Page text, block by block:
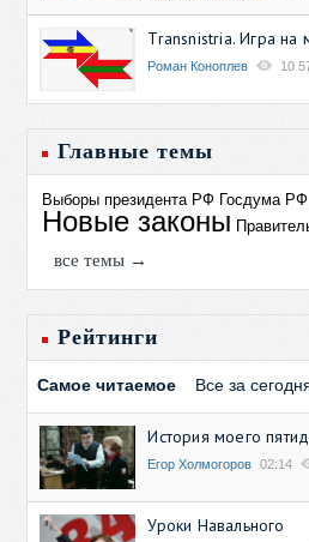
Transnistria. Игра на
Роман Коноплев 10
Главные темы
Выборы президента РФ Госдума РФ
Новые законы
все темы →
Рейтинги
Самое читаемое Все за
История моего
Егор Холмогоров 02:14
Уроки Навального